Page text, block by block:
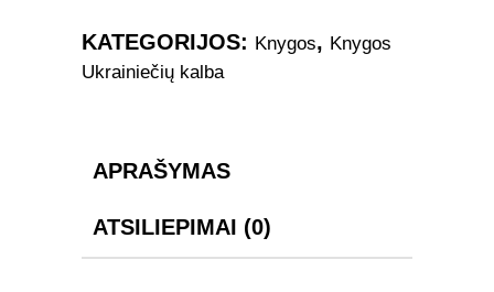
живим,
ненарожденним…
Т.Г.
KATEGORIJOS: Knygos, Knygos
Ukrainiečių kalba
APRAŠYMAS
ATSILIEPIMAI (0)